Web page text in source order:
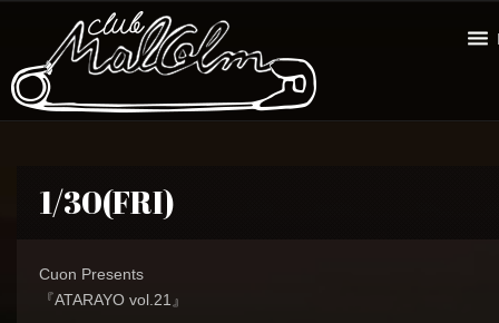
1/30(FRI)
Cuon Presents
『ATARAYO vol.21』